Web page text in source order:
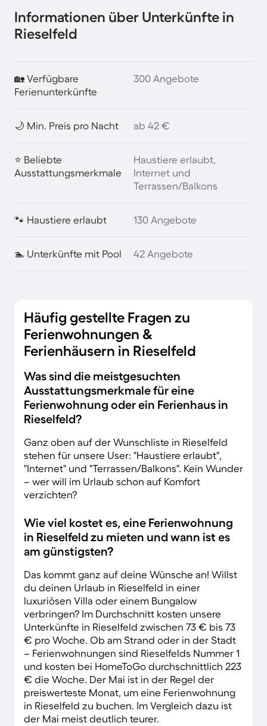
Informationen über Unterkünfte in
Rieselfeld
🏡 Verfügbare
Ferienunterkünfte
300 Angebote
🌙 Min. Preis pro Nacht ab 42 €
⭐ Beliebte
Ausstattungsmerkmale
Haustiere erlaubt,
Internet und
Terrassen/Balkons
🐾 Haustiere erlaubt 130 Angebote
🏊 Unterkünfte mit Pool 42 Angebote
Häufig gestellte Fragen zu
Ferienwohnungen &
Ferienhäusern in Rieselfeld
Was sind die meistgesuchten
Ausstattungsmerkmale für eine
Ferienwohnung oder ein Ferienhaus in
Rieselfeld?
Ganz oben auf der Wunschliste in Rieselfeld
stehen für unsere User: "Haustiere erlaubt",
"Internet" und "Terrassen/Balkons". Kein Wunder
– wer will im Urlaub schon auf Komfort
verzichten?
Wie viel kostet es, eine Ferienwohnung
in Rieselfeld zu mieten und wann ist es
am günstigsten?
Das kommt ganz auf deine Wünsche an! Willst
du deinen Urlaub in Rieselfeld in einer
luxuriösen Villa oder einem Bungalow
verbringen? Im Durchschnitt kosten unsere
Unterkünfte in Rieselfeld zwischen 73 € bis 73
€ pro Woche. Ob am Strand oder in der Stadt
– Ferienwohnungen sind Rieselfelds Nummer 1
und kosten bei HomeToGo durchschnittlich 223
€ die Woche. Der Mai ist in der Regel der
preiswerteste Monat, um eine Ferienwohnung
in Rieselfeld zu buchen. Im Vergleich dazu ist
der Mai meist deutlich teurer.